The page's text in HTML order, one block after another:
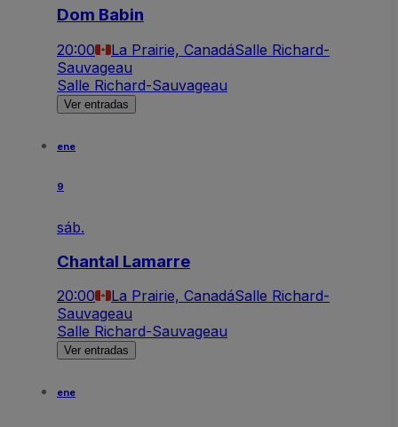
Dom Babin
20:00 La Prairie, CanadáSalle Richard-
Sauvageau
Salle Richard-Sauvageau
Ver entradas
ene
9
sáb.
Chantal Lamarre
20:00 La Prairie, CanadáSalle Richard-
Sauvageau
Salle Richard-Sauvageau
Ver entradas
ene